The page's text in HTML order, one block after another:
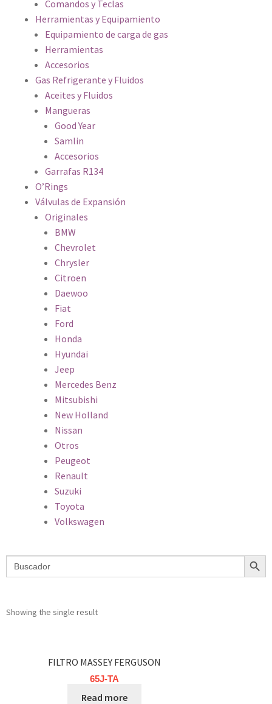
Comandos y Teclas
Herramientas y Equipamiento
Equipamiento de carga de gas
Herramientas
Accesorios
Gas Refrigerante y Fluidos
Aceites y Fluidos
Mangueras
Good Year
Samlin
Accesorios
Garrafas R134
O’Rings
Válvulas de Expansión
Originales
BMW
Chevrolet
Chrysler
Citroen
Daewoo
Fiat
Ford
Honda
Hyundai
Jeep
Mercedes Benz
Mitsubishi
New Holland
Nissan
Otros
Peugeot
Renault
Suzuki
Toyota
Volkswagen
Search
for:
Search
Showing the single result
FILTRO MASSEY FERGUSON
65J-TA
Read more